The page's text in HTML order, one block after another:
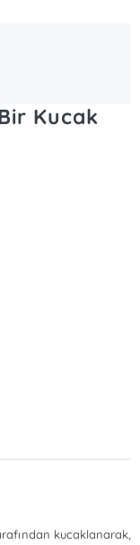
Kucak
kucaklanarak,